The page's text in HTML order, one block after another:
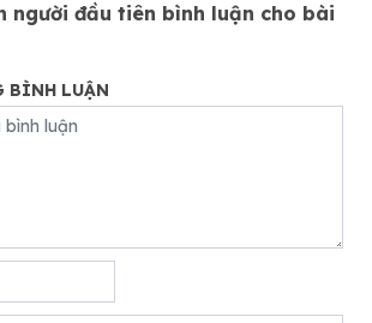
người đầu tiên bình luận cho bài
BÌNH LUẬN